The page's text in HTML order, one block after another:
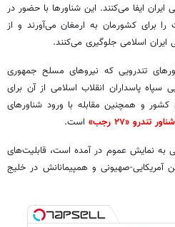
ایفا می‌کنند. این شناورها با حضور در
برای کشورمان به ارمغان می‌آورند و از
اسلامی جلوگیری می‌کنند.
تندرویی که نیروهای مسلح جمهوری
سپاه پاسداران انقلاب اسلامی از آن برای
و همچنین مقابله با ورود شناورهای
شناور تندرو «۲۷ رجب»
است.
به نمایش عموم در آمده است، قابلیت‌های
آمریکایی-صهیونی و همپیمانانش در خلیج